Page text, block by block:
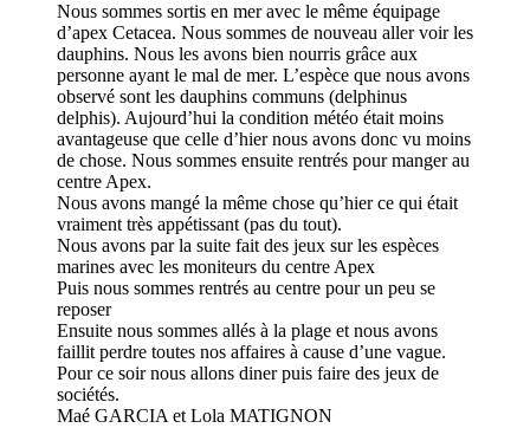
Nous sommes sortis en mer avec le même équipage
d’apex Cetacea. Nous sommes de nouveau aller voir les
dauphins. Nous les avons bien nourris grâce aux
personne ayant le mal de mer. L’espèce que nous avons
observé sont les dauphins communs (delphinus
delphis). Aujourd’hui la condition météo était moins
avantageuse que celle d’hier nous avons donc vu moins
de chose. Nous sommes ensuite rentrés pour manger au
centre Apex.
Nous avons mangé la même chose qu’hier ce qui était
vraiment très appétissant (pas du tout).
Nous avons par la suite fait des jeux sur les espèces
marines avec les moniteurs du centre Apex
Puis nous sommes rentrés au centre pour un peu se
reposer
Ensuite nous sommes allés à la plage et nous avons
faillit perdre toutes nos affaires à cause d’une vague.
Pour ce soir nous allons diner puis faire des jeux de
sociétés.
Maé GARCIA et Lola MATIGNON